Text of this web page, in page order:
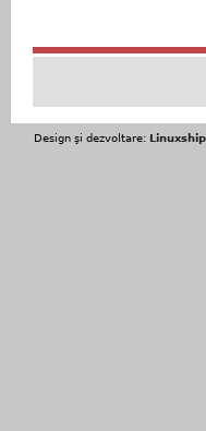
Design şi dezvoltare: Linuxship